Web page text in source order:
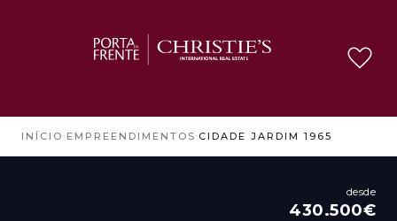
INÍCIO › EMPREENDIMENTOS ›CIDADE JARDIM 1965
desde
430.500€